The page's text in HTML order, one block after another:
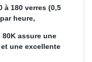
à 180 verres (0,5
heure,
80K assure une
une excellente